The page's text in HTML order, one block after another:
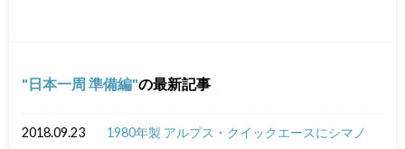
日本一周 準備編 の最新記事
2018.09.23
1980年製 アルプス・クイックエースにシマノ